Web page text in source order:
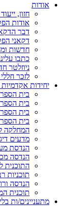
אודות
חזון,
אודות
דבר
דקאני
חדשות
כתבו
ניוזלטר
לזכר
יחידות אקדמיות
בית
בית
בית
בית
המחלקה
מדעים
הנדסת
הנדסה
התוכנית
תוכניות
הנדסה
תוכנית
מתעניינים/ות